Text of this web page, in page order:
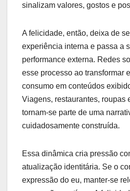
sinalizam valores, gostos e
A felicidade, então, deixa de
experiência interna e passa a
performance externa. Redes
esse processo ao transformar
consumo em conteúdos
Viagens, restaurantes, roupas
tornam-se parte de uma
cuidadosamente construída.
Essa dinâmica cria pressão
atualização identitária. Se o
expressão do eu, manter-se